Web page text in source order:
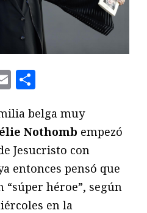
Email
belga muy
Nothomb empezó
Jesucristo con
entonces pensó que
héroe”, según
en la